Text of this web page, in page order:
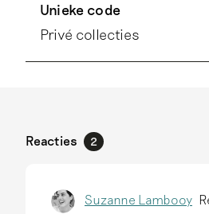
Unieke code
Privé collecties
Reacties 2
Suzanne Lambooy